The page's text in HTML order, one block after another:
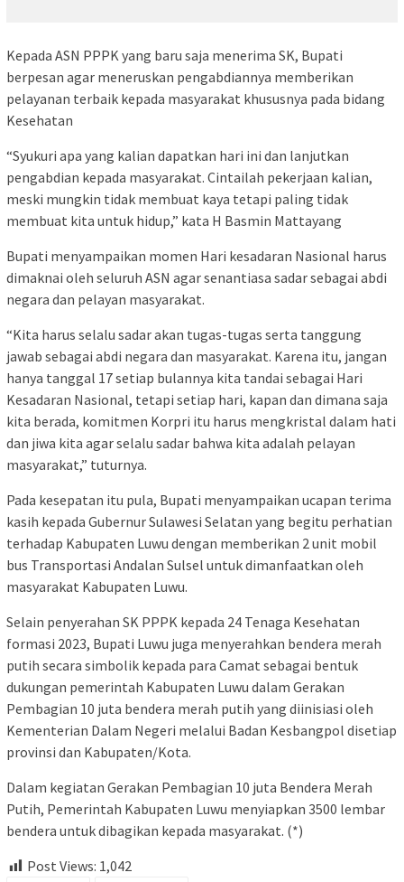
Kepada ASN PPPK yang baru saja menerima SK, Bupati
berpesan agar meneruskan pengabdiannya memberikan
pelayanan terbaik kepada masyarakat khususnya pada bidang
Kesehatan
“Syukuri apa yang kalian dapatkan hari ini dan lanjutkan
pengabdian kepada masyarakat. Cintailah pekerjaan kalian,
meski mungkin tidak membuat kaya tetapi paling tidak
membuat kita untuk hidup,” kata H Basmin Mattayang
Bupati menyampaikan momen Hari kesadaran Nasional harus
dimaknai oleh seluruh ASN agar senantiasa sadar sebagai abdi
negara dan pelayan masyarakat.
“Kita harus selalu sadar akan tugas-tugas serta tanggung
jawab sebagai abdi negara dan masyarakat. Karena itu, jangan
hanya tanggal 17 setiap bulannya kita tandai sebagai Hari
Kesadaran Nasional, tetapi setiap hari, kapan dan dimana saja
kita berada, komitmen Korpri itu harus mengkristal dalam hati
dan jiwa kita agar selalu sadar bahwa kita adalah pelayan
masyarakat,” tuturnya.
Pada kesepatan itu pula, Bupati menyampaikan ucapan terima
kasih kepada Gubernur Sulawesi Selatan yang begitu perhatian
terhadap Kabupaten Luwu dengan memberikan 2 unit mobil
bus Transportasi Andalan Sulsel untuk dimanfaatkan oleh
masyarakat Kabupaten Luwu.
Selain penyerahan SK PPPK kepada 24 Tenaga Kesehatan
formasi 2023, Bupati Luwu juga menyerahkan bendera merah
putih secara simbolik kepada para Camat sebagai bentuk
dukungan pemerintah Kabupaten Luwu dalam Gerakan
Pembagian 10 juta bendera merah putih yang diinisiasi oleh
Kementerian Dalam Negeri melalui Badan Kesbangpol disetiap
provinsi dan Kabupaten/Kota.
Dalam kegiatan Gerakan Pembagian 10 juta Bendera Merah
Putih, Pemerintah Kabupaten Luwu menyiapkan 3500 lembar
bendera untuk dibagikan kepada masyarakat. (*)
Post Views: 1,042